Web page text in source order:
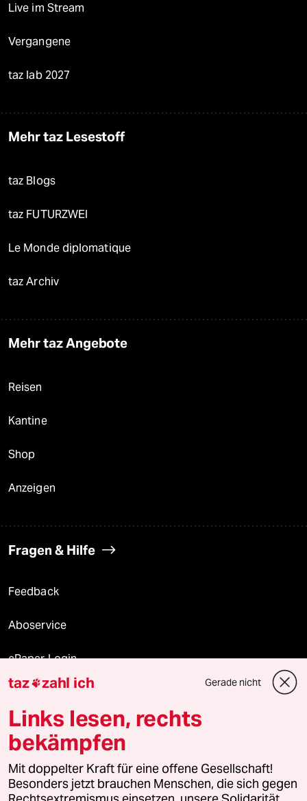
Live im Stream
Vergangene
taz lab 2027
Mehr taz Lesestoff
taz Blogs
taz FUTURZWEI
Le Monde diplomatique
taz Archiv
Mehr taz Angebote
Reisen
Kantine
Shop
Anzeigen
Fragen & Hilfe
Feedback
Aboservice
ePaper Login
Downloads für Abonnierende
© 2026 taz Verlags und Vertriebs GmbH
Alle Rechte vorbehalten. Bei rechtlichen Fragen oder für Genehmigungen
wenden Sie sich bitte an
lizenzen@taz.de
taz zahl ich Gerade nicht
Links lesen, rechts
bekämpfen
Mit doppelter Kraft für eine offene Gesellschaft!
Besonders jetzt brauchen Menschen, die sich gegen